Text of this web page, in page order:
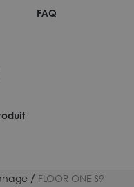
FAQ
/ FLOOR ONE S9